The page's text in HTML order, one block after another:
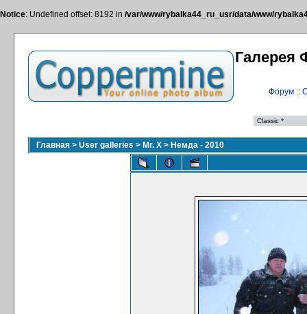
Notice: Undefined offset: 8192 in /var/www/rybalka44_ru_usr/data/www/
Галерея
Форум::
Главная > User galleries > Mr. X > Немда - 2010